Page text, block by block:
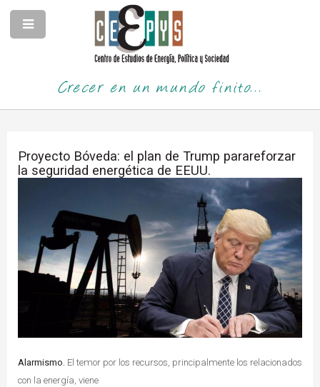
Crecer en un mundo finito...
Proyecto Bóveda: el plan de Trump parareforzar
la seguridad energética de EEUU.
Alarmismo. El temor por los recursos, principalmente los relacionados
con la energía, viene